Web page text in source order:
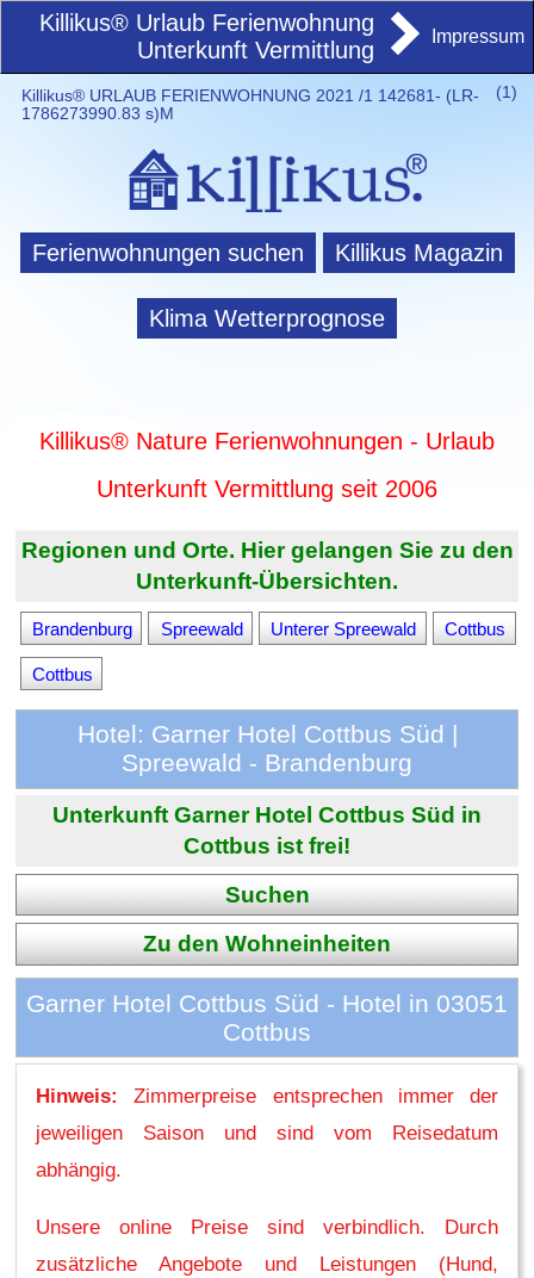
Killikus® Urlaub Ferienwohnung
Unterkunft Vermittlung
Impressum
(1)
Killikus® URLAUB FERIENWOHNUNG 2021 /1 142681- (LR-
1786273990.83 s)M
Ferienwohnungen suchen Killikus Magazin
Klima Wetterprognose
Killikus® Nature Ferienwohnungen - Urlaub
Unterkunft Vermittlung seit 2006
Regionen und Orte. Hier gelangen Sie zu den
Unterkunft-Übersichten.
Brandenburg Spreewald Unterer Spreewald Cottbus
Cottbus
Hotel: Garner Hotel Cottbus Süd |
Spreewald - Brandenburg
Unterkunft Garner Hotel Cottbus Süd in
Cottbus ist frei!
Suchen
Zu den Wohneinheiten
Garner Hotel Cottbus Süd - Hotel in 03051
Cottbus
Hinweis:
Zimmerpreise entsprechen immer der
jeweiligen Saison und sind vom Reisedatum
abhängig.
Unsere online Preise sind verbindlich. Durch
zusätzliche Angebote und Leistungen (Hund,